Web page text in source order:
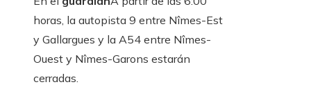
horas, la autopista 9 entre Nîmes-Est
y Gallargues y la A54 entre Nîmes-
Ouest y Nîmes-Garons estarán
cerradas.